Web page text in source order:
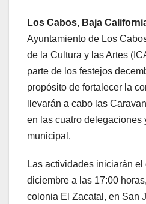
Los Cabos, Baja
Ayuntamiento de Los
de la Cultura y las Artes
parte de los festejos
propósito de fortalecer la
llevarán a cabo las
en las cuatro delegaciones
municipal.
Las actividades iniciarán
diciembre a las 17:00
colonia El Zacatal, en San